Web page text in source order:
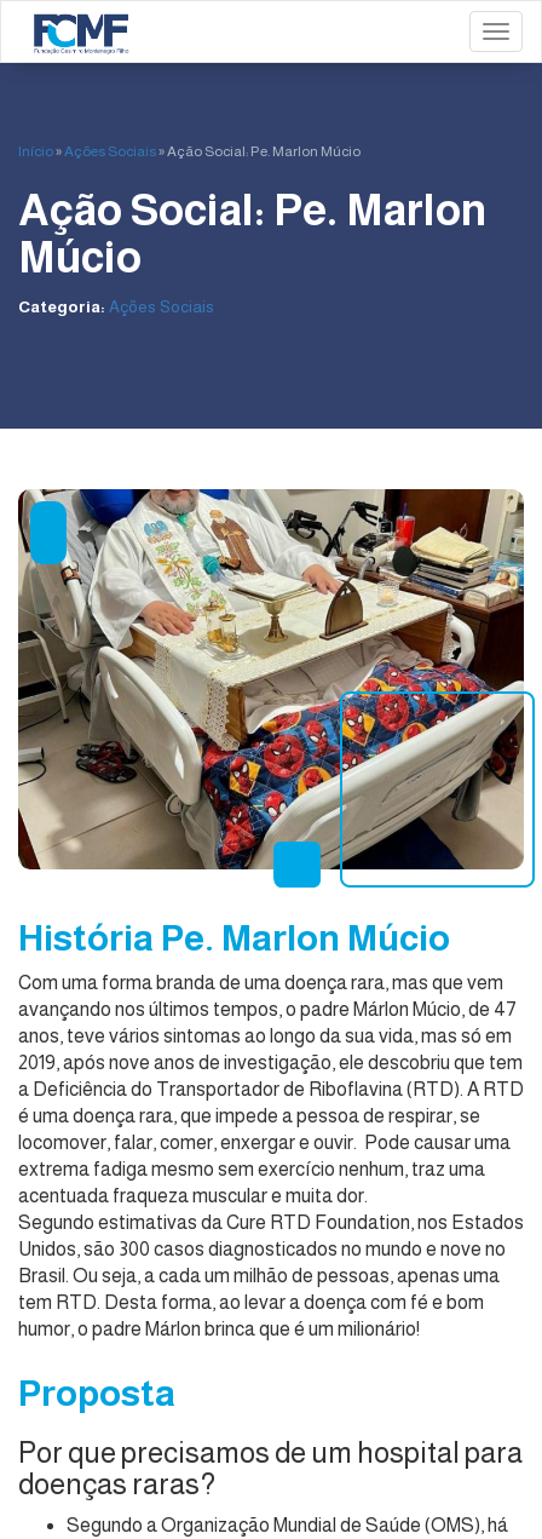
Início»Ações Sociais»Ação Social: Pe. Marlon Múcio
Ação Social: Pe. Marlon
Múcio
Categoria: Ações Sociais
História Pe. Marlon Múcio
Com uma forma branda de uma doença rara, mas que vem
avançando nos últimos tempos, o padre Márlon Múcio, de 47
anos, teve vários sintomas ao longo da sua vida, mas só em
2019, após nove anos de investigação, ele descobriu que tem
a Deficiência do Transportador de Riboflavina (RTD). A RTD
é uma doença rara, que impede a pessoa de respirar, se
locomover, falar, comer, enxergar e ouvir. Pode causar uma
extrema fadiga mesmo sem exercício nenhum, traz uma
acentuada fraqueza muscular e muita dor.
Segundo estimativas da Cure RTD Foundation, nos Estados
Unidos, são 300 casos diagnosticados no mundo e nove no
Brasil. Ou seja, a cada um milhão de pessoas, apenas uma
tem RTD. Desta forma, ao levar a doença com fé e bom
humor, o padre Márlon brinca que é um milionário!
Proposta
Por que precisamos de um hospital para
doenças raras?
Segundo a Organização Mundial de Saúde (OMS), há